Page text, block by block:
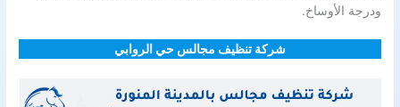
ودرجة الأوساخ.
شركة تنظيف مجالس حي الروابي